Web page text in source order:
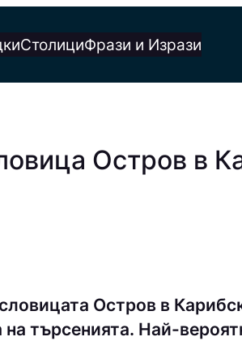
СтолициФрази и Изрази
Остров в
Остров в
търсенията. Най-